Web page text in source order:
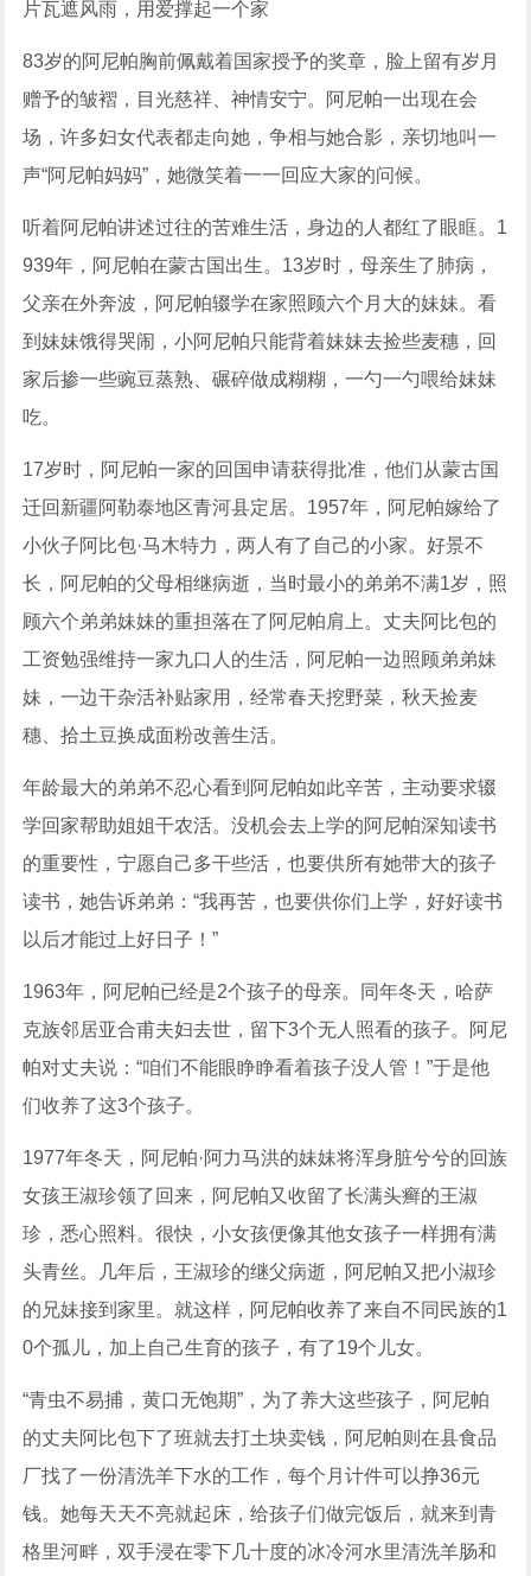
片瓦遮风雨，用爱撑起一个家
83岁的阿尼帕胸前佩戴着国家授予的奖章，脸上留有岁月
赠予的皱褶，目光慈祥、神情安宁。阿尼帕一出现在会
场，许多妇女代表都走向她，争相与她合影，亲切地叫一
声“阿尼帕妈妈”，她微笑着一一回应大家的问候。
听着阿尼帕讲述过往的苦难生活，身边的人都红了眼眶。1
939年，阿尼帕在蒙古国出生。13岁时，母亲生了肺病，
父亲在外奔波，阿尼帕辍学在家照顾六个月大的妹妹。看
到妹妹饿得哭闹，小阿尼帕只能背着妹妹去捡些麦穗，回
家后掺一些豌豆蒸熟、碾碎做成糊糊，一勺一勺喂给妹妹
吃。
17岁时，阿尼帕一家的回国申请获得批准，他们从蒙古国
迁回新疆阿勒泰地区青河县定居。1957年，阿尼帕嫁给了
小伙子阿比包·马木特力，两人有了自己的小家。好景不
长，阿尼帕的父母相继病逝，当时最小的弟弟不满1岁，照
顾六个弟弟妹妹的重担落在了阿尼帕肩上。丈夫阿比包的
工资勉强维持一家九口人的生活，阿尼帕一边照顾弟弟妹
妹，一边干杂活补贴家用，经常春天挖野菜，秋天捡麦
穗、拾土豆换成面粉改善生活。
年龄最大的弟弟不忍心看到阿尼帕如此辛苦，主动要求辍
学回家帮助姐姐干农活。没机会去上学的阿尼帕深知读书
的重要性，宁愿自己多干些活，也要供所有她带大的孩子
读书，她告诉弟弟：“我再苦，也要供你们上学，好好读书
以后才能过上好日子！”
1963年，阿尼帕已经是2个孩子的母亲。同年冬天，哈萨
克族邻居亚合甫夫妇去世，留下3个无人照看的孩子。阿尼
帕对丈夫说：“咱们不能眼睁睁看着孩子没人管！”于是他
们收养了这3个孩子。
1977年冬天，阿尼帕·阿力马洪的妹妹将浑身脏兮兮的回族
女孩王淑珍领了回来，阿尼帕又收留了长满头癣的王淑
珍，悉心照料。很快，小女孩便像其他女孩子一样拥有满
头青丝。几年后，王淑珍的继父病逝，阿尼帕又把小淑珍
的兄妹接到家里。就这样，阿尼帕收养了来自不同民族的1
0个孤儿，加上自己生育的孩子，有了19个儿女。
“青虫不易捕，黄口无饱期”，为了养大这些孩子，阿尼帕
的丈夫阿比包下了班就去打土块卖钱，阿尼帕则在县食品
厂找了一份清洗羊下水的工作，每个月计件可以挣36元
钱。她每天天不亮就起床，给孩子们做完饭后，就来到青
格里河畔，双手浸在零下几十度的冰冷河水里清洗羊肠和